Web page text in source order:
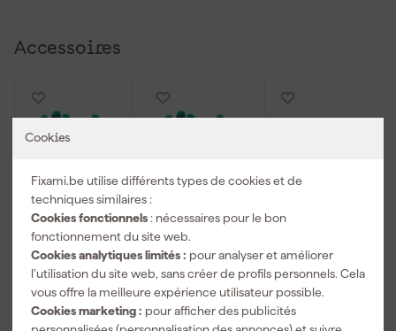
Cookies
Fixami.be utilise différents types de cookies et de
techniques similaires :
Cookies fonctionnels : nécessaires pour le bon
fonctionnement du site web.
Cookies analytiques limités : pour analyser et améliorer
l’utilisation du site web, sans créer de profils personnels. Cela
vous offre la meilleure expérience utilisateur possible.
Cookies marketing : pour afficher des publicités
Accessoires
Oxxa 11-540
Gants de
travail M-Grip
- Vert/Jaune -
Livré vendredi
Oxxa 11-540
Gants de
travail M-Grip
- Vert/Jaune -
Livré vendredi
Delta Plus
Vulcano 2
Lunettes de
sécurité -
Livré vendredi